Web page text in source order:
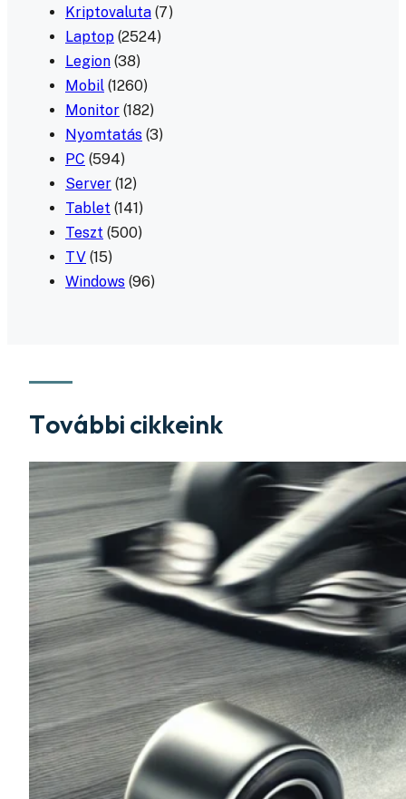
Kriptovaluta (7)
Laptop (2524)
Legion (38)
Mobil (1260)
Monitor (182)
Nyomtatás (3)
PC (594)
Server (12)
Tablet (141)
Teszt (500)
TV (15)
Windows (96)
További cikkeink